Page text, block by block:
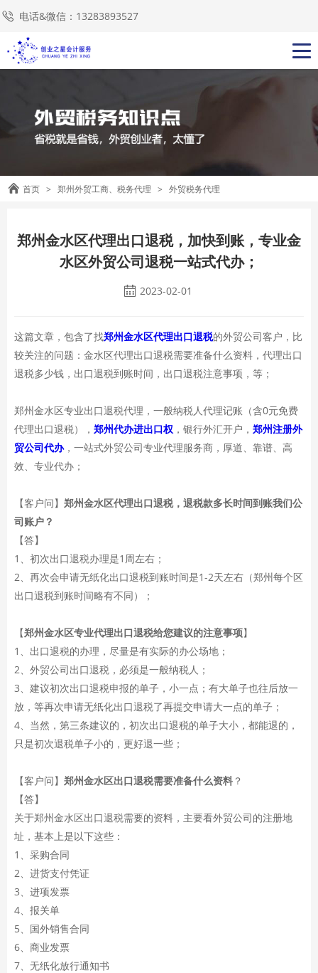
电话&微信：13283893527
首页 > 郑州外贸工商、税务代理 > 外贸税务代理
郑州金水区代理出口退税，加快到账，专业金
水区外贸公司退税一站式代办；
2023-02-01
这篇文章，包含了找郑州金水区代理出口退税的外贸公司客户，比
较关注的问题：金水区代理出口退税需要准备什么资料，代理出口
退税多少钱，出口退税到账时间，出口退税注意事项，等；
郑州金水区专业出口退税代理，一般纳税人代理记账（含0元免费
代理出口退税）， 郑州代办进出口权 ，银行外汇开户， 郑州注册外
贸公司代办，一站式外贸公司专业代理服务商，厚道、靠谱、高
效、专业代办；
【客户问】 郑州金水区代理出口退税，退税款多长时间到账我们公
司账户？
【答】
1、初次出口退税办理是1周左右；
2、再次会申请无纸化出口退税到账时间是1-2天左右（郑州每个区
出口退税到账时间略有不同）；
【郑州金水区专业代理出口退税给您建议的注意事项】
1、出口退税的办理，尽量是有实际的办公场地；
2、外贸公司出口退税，必须是一般纳税人；
3、建议初次出口退税申报的单子，小一点；有大单子也往后放一
放，等再次申请无纸化出口退税了再提交申请大一点的单子；
4、当然，第三条建议的，初次出口退税的单子大小，都能退的，
只是初次退税单子小的，更好退一些；
【客户问】 郑州金水区出口退税需要准备什么资料 ？
【答】
关于郑州金水区出口退税需要的资料，主要看外贸公司的注册地
址，基本上是以下这些：
1、采购合同
2、进货支付凭证
3、进项发票
4、报关单
5、国外销售合同
6、商业发票
7、无纸化放行通知书